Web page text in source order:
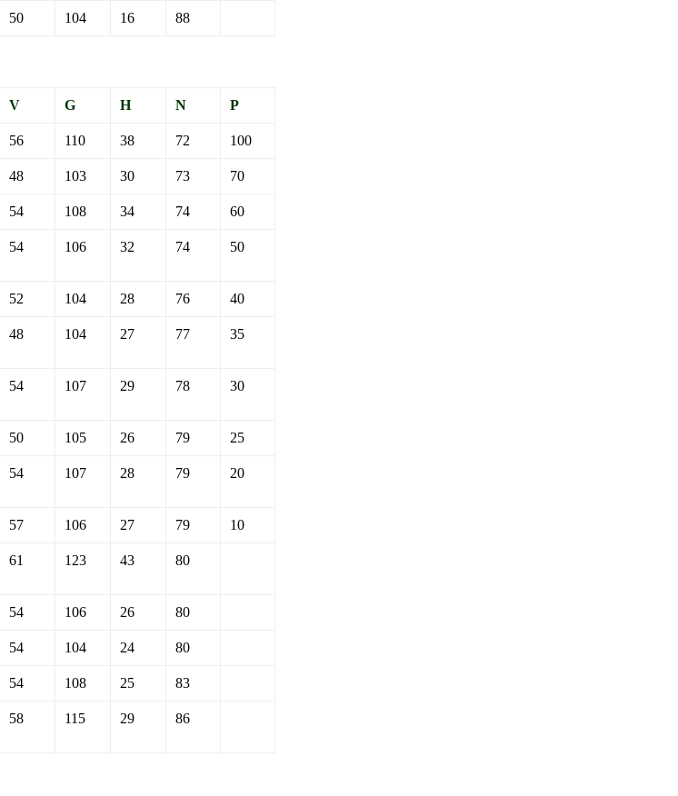
50 104 16 88
V G H N P
56 110 38 72 100
48 103 30 73 70
54 108 34 74 60
54 106 32 74 50
52 104 28 76 40
48 104 27 77 35
54 107 29 78 30
50 105 26 79 25
54 107 28 79 20
57 106 27 79 10
61 123 43 80
54 106 26 80
54 104 24 80
54 108 25 83
58 115 29 86